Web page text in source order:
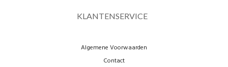
KLANTENSERVICE
Algemene Voorwaarden
Contact